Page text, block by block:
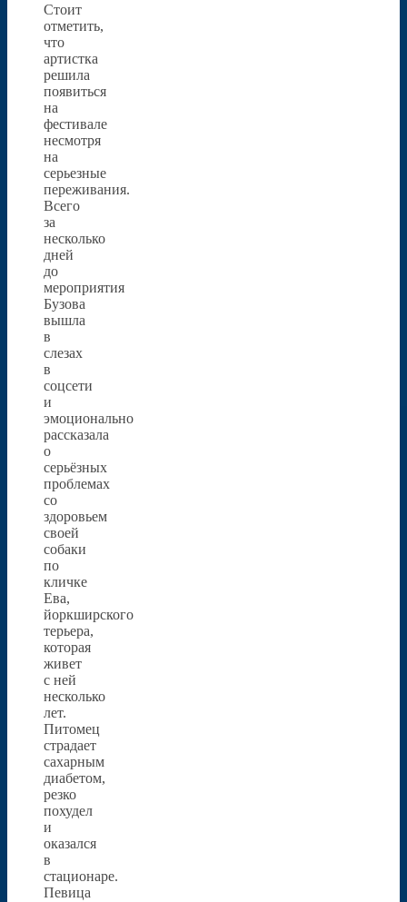
Стоит
отметить,
что
артистка
решила
появиться
на
фестивале
несмотря
на
серьезные
переживания.
Всего
за
несколько
дней
до
мероприятия
Бузова
вышла
в
слезах
в
соцсети
и
эмоционально
рассказала
о
серьёзных
проблемах
со
здоровьем
своей
собаки
по
кличке
Ева,
йоркширского
терьера,
которая
живет
с ней
несколько
лет.
Питомец
страдает
сахарным
диабетом,
резко
похудел
и
оказался
в
стационаре.
Певица